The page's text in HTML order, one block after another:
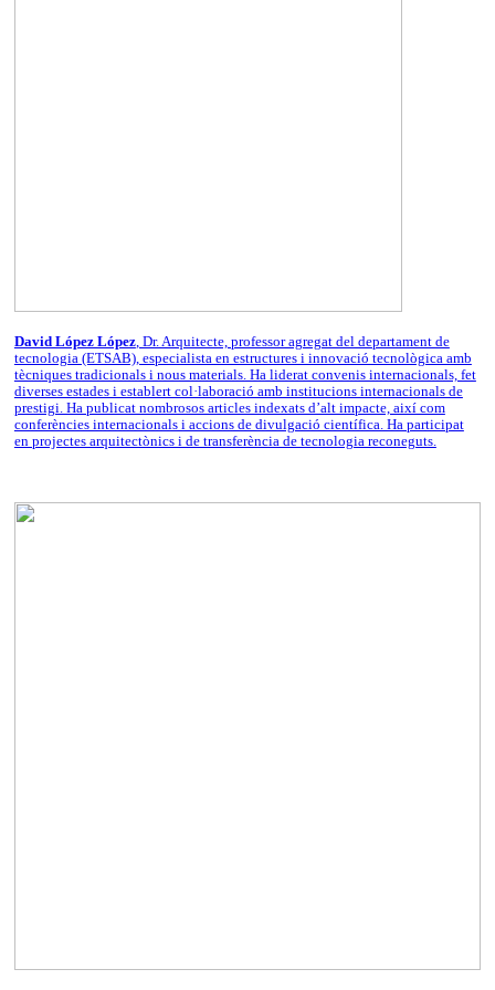
David López López, Dr. Arquitecte, professor agregat del departament de
tecnologia (ETSAB), especialista en estructures i innovació tecnològica amb
tècniques tradicionals i nous materials. Ha liderat convenis internacionals, fet
diverses estades i establert col·laboració amb institucions internacionals de
prestigi. Ha publicat nombrosos articles indexats d’alt impacte, així com
conferències internacionals i accions de divulgació científica. Ha participat
en projectes arquitectònics i de transferència de tecnologia reconeguts.